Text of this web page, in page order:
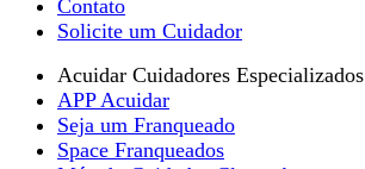
Contato
Solicite um Cuidador
Acuidar Cuidadores Especializados
APP Acuidar
Seja um Franqueado
Space Franqueados